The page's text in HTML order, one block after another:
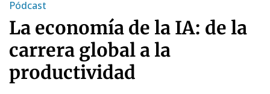
Pódcast
La economía de la IA: de la
carrera global a la
productividad